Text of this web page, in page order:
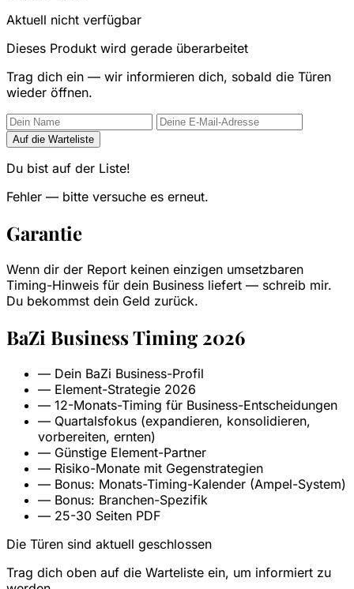
Aktuell nicht verfügbar
Dieses Produkt wird gerade überarbeitet
Trag dich ein — wir informieren dich, sobald die Türen
wieder öffnen.
Auf die Warteliste
Du bist auf der Liste!
Fehler — bitte versuche es erneut.
Garantie
Wenn dir der Report keinen einzigen umsetzbaren
Timing-Hinweis für dein Business liefert — schreib mir.
Du bekommst dein Geld zurück.
BaZi Business Timing 2026
— Dein BaZi Business-Profil
— Element-Strategie 2026
— 12-Monats-Timing für Business-Entscheidungen
— Quartalsfokus (expandieren, konsolidieren,
vorbereiten, ernten)
— Günstige Element-Partner
— Risiko-Monate mit Gegenstrategien
— Bonus: Monats-Timing-Kalender (Ampel-System)
— Bonus: Branchen-Spezifik
— 25-30 Seiten PDF
Die Türen sind aktuell geschlossen
Trag dich oben auf die Warteliste ein, um informiert zu